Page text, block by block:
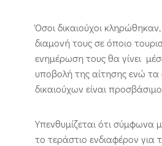
Όσοι δικαιούχοι
διαμονή τους σε όποιο
ενημέρωση τους θα γίνει
υποβολή της αίτησης ενώ
δικαιούχων είναι
Υπενθυμίζεται ότι σύμφωνα
το τεράστιο ενδιαφέρον για